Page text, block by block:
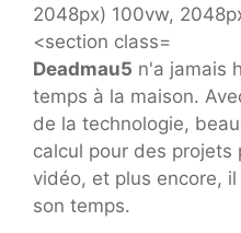
Deadmau5 n'a jamais
temps à la maison.
de la technologie,
calcul pour des
vidéo, et plus encore,
son temps.